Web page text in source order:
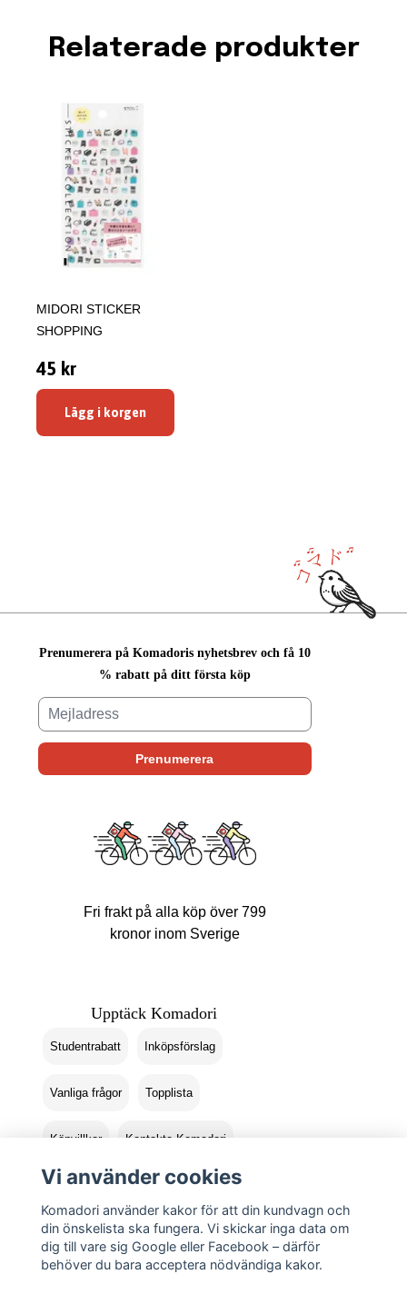
Relaterade produkter
MIDORI STICKER
SHOPPING
45 kr
Lägg i korgen
Prenumerera på Komadoris nyhetsbrev och få 10
% rabatt på ditt första köp
Fri frakt på alla köp över 799
kronor inom Sverige
Upptäck Komadori
Studentrabatt Inköpsförslag
Vanliga frågor Topplista
Köpvillkor Kontakta Komadori
Logga in Returer
Vi använder cookies
Komadori använder kakor för att din kundvagn och
din önskelista ska fungera. Vi skickar inga data om
dig till vare sig Google eller Facebook – därför
behöver du bara acceptera nödvändiga kakor.